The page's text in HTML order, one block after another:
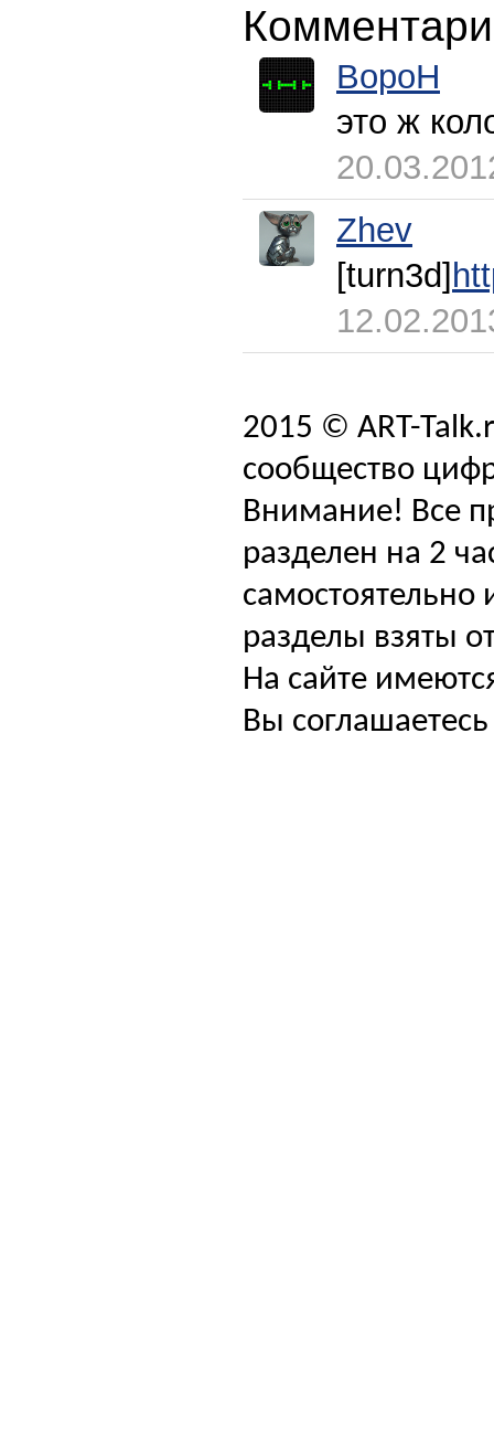
BopoH
это ж
Zhev
[turn3d]
2015 © ART-
сообщество
Внимание! Все
разделен на 2
самостоятельно
разделы взяты
На сайте
Вы